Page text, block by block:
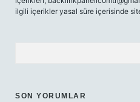
ilgili içerikler yasal süre içerisinde
SON YORUMLAR